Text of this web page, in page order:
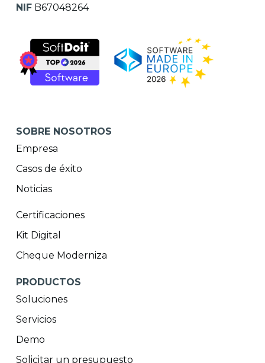
NIF B67048264
SOBRE NOSOTROS
Empresa
Casos de éxito
Noticias
Certificaciones
Kit Digital
Cheque Moderniza
PRODUCTOS
Soluciones
Servicios
Demo
Solicitar un presupuesto